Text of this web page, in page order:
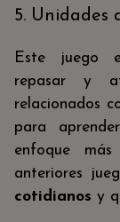
5. Unidades
Este juego
repasar y
relacionados
para
enfoque
anteriores
cotidianos y